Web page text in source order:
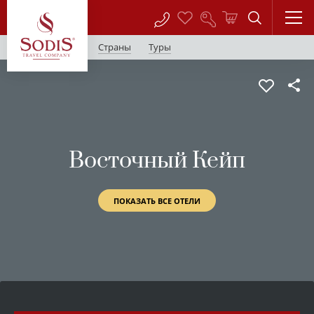
Страны Туры
Восточный Кейп
ПОКАЗАТЬ ВСЕ ОТЕЛИ